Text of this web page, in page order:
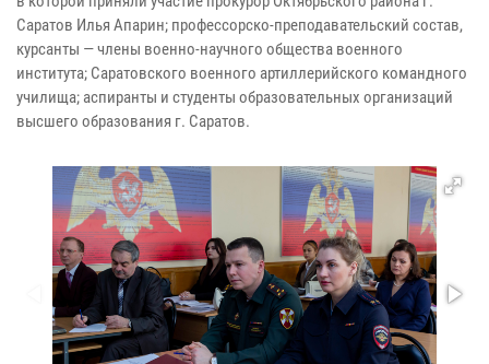
Саратов Илья Апарин; профессорско-преподавательский состав,
курсанты — члены военно-научного общества военного
института; Саратовского военного артиллерийского командного
училища; аспиранты и студенты образовательных организаций
высшего образования г. Саратов.